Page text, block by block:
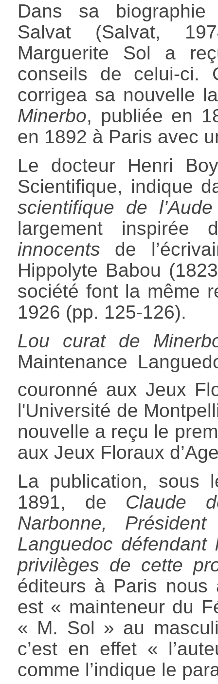
Dans sa biographie
Salvat (Salvat,
Marguerite Sol a
conseils de celui-ci.
corrigea sa nouvelle
Minerbo, publiée en
en 1892 à Paris avec
Le docteur Henri
Scientifique, indique
scientifique de l’Aude
largement inspirée
innocents de
Hippolyte Babou
société font la même
1926 (pp. 125-126).
Lou curat de
Maintenance
couronné aux Jeux
l'Université de
nouvelle a reçu le
aux Jeux Floraux
La publication,
1891, de Claude
Narbonne,
Languedoc
privilèges de cette
éditeurs à Paris
est « mainteneur du
« M. Sol » au
c’est en effet «
comme l’indique le